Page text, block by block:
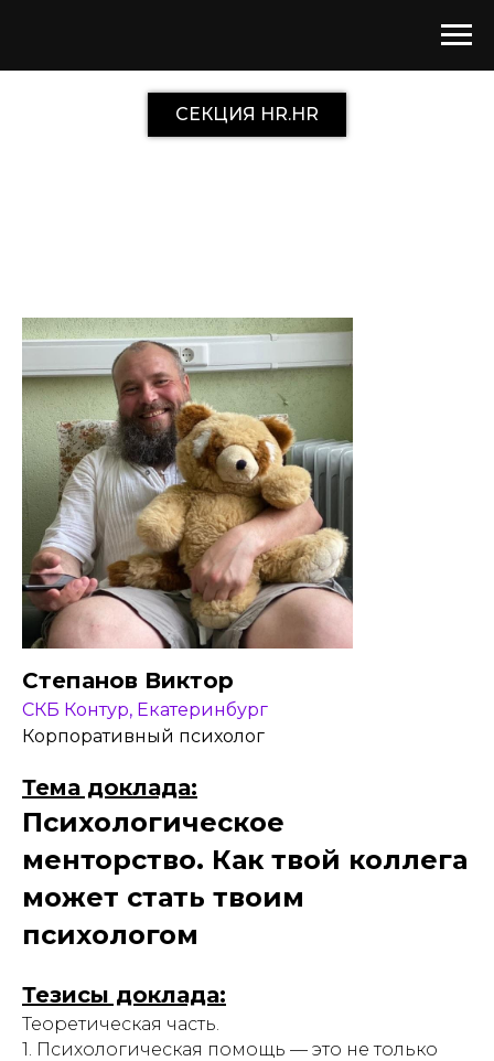
СЕКЦИЯ HR.HR
Степанов Виктор
СКБ Контур, Екатеринбург
Корпоративный психолог
Тема доклада:
Психологическое
менторство. Как твой коллега
может стать твоим
психологом
Тезисы доклада:
Теоретическая часть.
1. Психологическая помощь — это не только